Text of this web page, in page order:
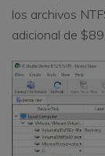
los archivos
adicional de